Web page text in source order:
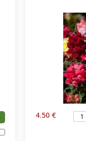
4.50 €